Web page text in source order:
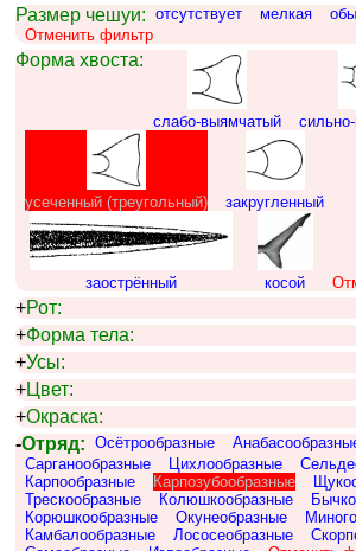
Размер чешуи: отсутствует мелкая
Отменить фильтр
Форма хвоста:
слабо-выямчатый
усеченный (треугольный) закругленный
заострённый косой
+Рот:
+Форма тела:
+Усы:
+Цвет:
+Окраска:
-Отряд: Осётрообразные
Сарганообразные
Цихлообразные
Карпообразные
Карпозубообразные
Трескообразные
Колюшкообразные
Корюшкообразные
Окунеобразные
Камбалообразные
Лососеобразные